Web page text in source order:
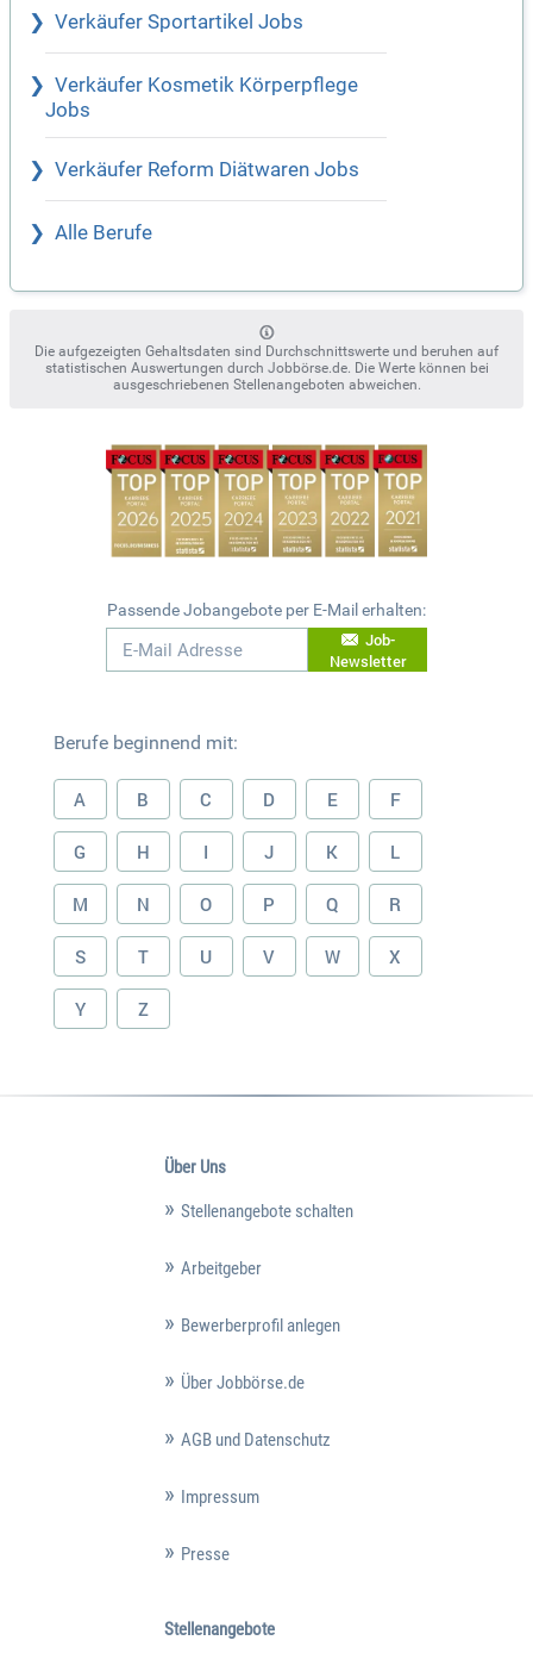
Verkäufer Sportartikel Jobs
Verkäufer Kosmetik Körperpflege
Jobs
Verkäufer Reform Diätwaren Jobs
Alle Berufe
Die aufgezeigten Gehaltsdaten sind Durchschnittswerte und beruhen auf
statistischen Auswertungen durch Jobbörse.de. Die Werte können bei
ausgeschriebenen Stellenangeboten abweichen.
Passende Jobangebote per E-Mail erhalten:
Job-
Newsletter
Berufe beginnend mit:
A B C D E F
G H I J K L
M N O P Q R
S T U V W X
Y Z
Über Uns
Stellenangebote schalten
Arbeitgeber
Bewerberprofil anlegen
Über Jobbörse.de
AGB und Datenschutz
Impressum
Presse
Stellenangebote